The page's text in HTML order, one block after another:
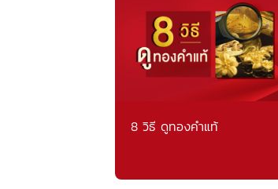
8 วิธี ดูทองคำแท้